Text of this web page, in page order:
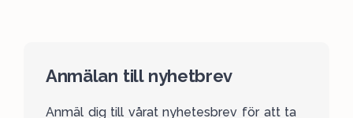
Anmälan till nyhetbrev
Anmäl dig till vårat nyhetesbrev för att ta